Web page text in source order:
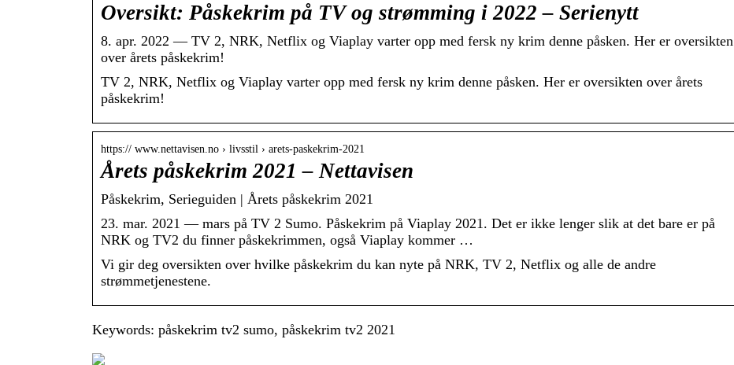
Oversikt: Påskekrim på TV og strømming i 2022 – Serienytt
8. apr. 2022 — TV 2, NRK, Netflix og Viaplay varter opp med fersk ny krim denne påsken. Her er oversikten
over årets påskekrim!
TV 2, NRK, Netflix og Viaplay varter opp med fersk ny krim denne påsken. Her er oversikten over årets
påskekrim!
https:// www.nettavisen.no › livsstil › arets-paskekrim-2021
Årets påskekrim 2021 – Nettavisen
Påskekrim, Serieguiden | Årets påskekrim 2021
23. mar. 2021 — mars på TV 2 Sumo. Påskekrim på Viaplay 2021. Det er ikke lenger slik at det bare er på
NRK og TV2 du finner påskekrimmen, også Viaplay kommer …
Vi gir deg oversikten over hvilke påskekrim du kan nyte på NRK, TV 2, Netflix og alle de andre
strømmetjenestene.
Keywords: påskekrim tv2 sumo, påskekrim tv2 2021